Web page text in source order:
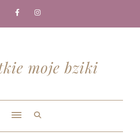
moje bziki